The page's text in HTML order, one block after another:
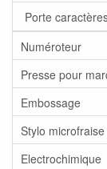
Porte
Numéroteur
Presse pour
Embossage
Stylo microfraise
Electrochimique